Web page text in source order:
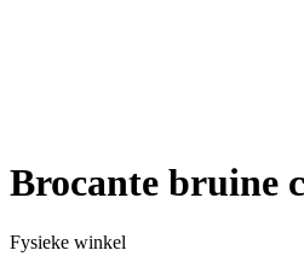
Brocante bruine
Fysieke winkel